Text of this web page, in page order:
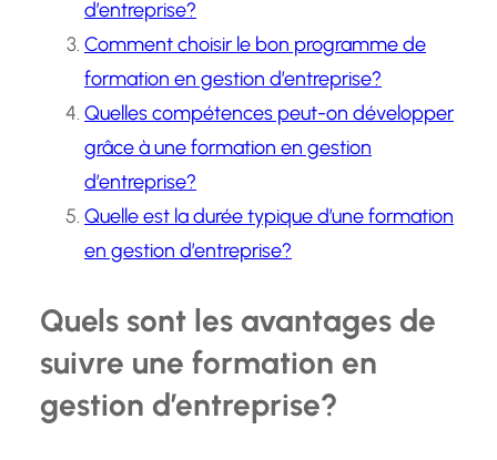
d’entreprise?
Comment choisir le bon programme de
formation en gestion d’entreprise?
Quelles compétences peut-on développer
grâce à une formation en gestion
d’entreprise?
Quelle est la durée typique d’une formation
en gestion d’entreprise?
Quels sont les avantages de
suivre une formation en
gestion d’entreprise?